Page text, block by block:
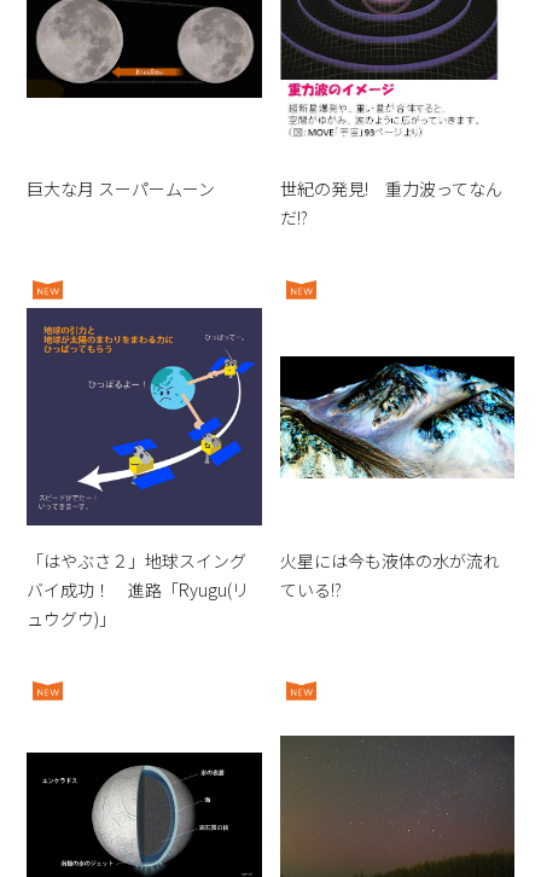
巨大な月 スーパームーン
世紀の発見! 重力波ってなん
だ!?
「はやぶさ２」地球スイング
バイ成功！ 進路「Ryugu(リ
ュウグウ)」
火星には今も液体の水が流れ
ている!?